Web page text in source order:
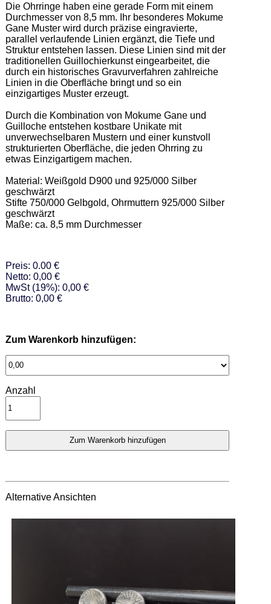
Die Ohrringe haben eine gerade Form mit einem
Durchmesser von 8,5 mm. Ihr besonderes Mokume
Gane Muster wird durch präzise eingravierte,
parallel verlaufende Linien ergänzt, die Tiefe und
Struktur entstehen lassen. Diese Linien sind mit der
traditionellen Guillochierkunst eingearbeitet, die
durch ein historisches Gravurverfahren zahlreiche
Linien in die Oberfläche bringt und so ein
einzigartiges Muster erzeugt.
Durch die Kombination von Mokume Gane und
Guilloche entstehen kostbare Unikate mit
unverwechselbaren Mustern und einer kunstvoll
strukturierten Oberfläche, die jeden Ohrring zu
etwas Einzigartigem machen.
Material: Weißgold D900 und 925/000 Silber
geschwärzt
Stifte 750/000 Gelbgold, Ohrmuttern 925/000 Silber
geschwärzt
Maße: ca. 8,5 mm Durchmesser
Preis: 0.00 €
Netto: 0,00 €
MwSt (19%): 0,00 €
Brutto: 0,00 €
Zum Warenkorb hinzufügen:
Anzahl
Alternative Ansichten